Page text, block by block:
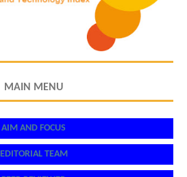
MAIN MENU
AIM AND FOCUS
EDITORIAL TEAM